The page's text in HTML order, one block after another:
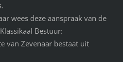
wees deze aanspraak van de
Bestuur:
van Zevenaar bestaat uit